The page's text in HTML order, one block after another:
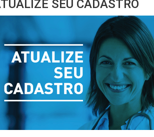
SEU CADASTRO